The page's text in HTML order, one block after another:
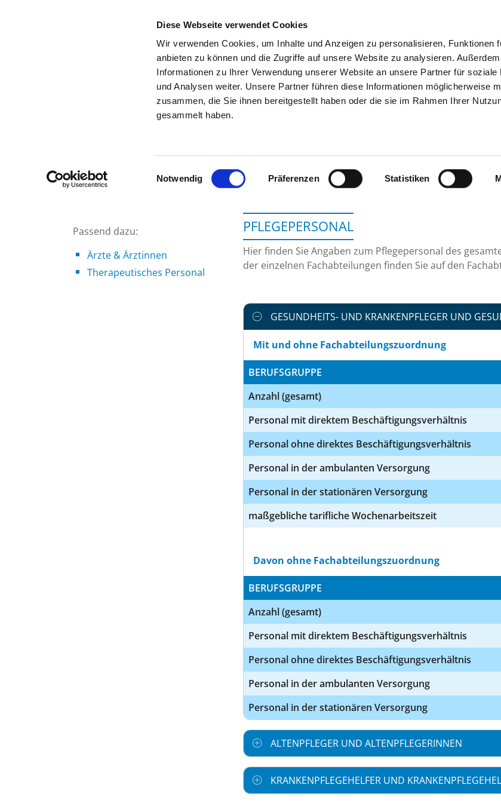
Diese Webseite verwendet Cookies
Wir verwenden Cookies, um Inhalte und Anzeigen zu personalisieren, Funktionen
anbieten zu können und die Zugriffe auf unsere Website zu analysieren.
Informationen zu Ihrer Verwendung unserer Website an unsere Partner für soziale
und Analysen weiter. Unsere Partner führen diese Informationen möglicherweise
zusammen, die Sie ihnen bereitgestellt haben oder die sie im Rahmen Ihrer
gesammelt haben.
Einwilligungsauswahl
Notwendig Präferenzen Statistiken
SUCHEN TIPPS & HILFE DAS
Zur Krankenhaus-Startseite
Passend dazu:
Ärzte & Ärztinnen
Therapeutisches Personal
PFLEGEPERSONAL
Hier finden Sie Angaben zum Pflegepersonal des
der einzelnen Fachabteilungen finden Sie auf den
GESUNDHEITS- UND KRANKENPFLEGER UND
Mit und ohne Fachabteilungszuordnung
BERUFSGRUPPE
Anzahl (gesamt)
Personal mit direktem Beschäftigungsverhältnis
Personal ohne direktes Beschäftigungsverhältnis
Personal in der ambulanten Versorgung
Personal in der stationären Versorgung
maßgebliche tarifliche Wochenarbeitszeit
Davon ohne Fachabteilungszuordnung
BERUFSGRUPPE
Anzahl (gesamt)
Personal mit direktem Beschäftigungsverhältnis
Personal ohne direktes Beschäftigungsverhältnis
Personal in der ambulanten Versorgung
Personal in der stationären Versorgung
ALTENPFLEGER UND ALTENPFLEGERINNEN
KRANKENPFLEGEHELFER UND